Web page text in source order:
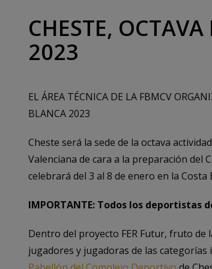
CHESTE,
2023
EL ÁREA TÉCNICA DE LA FBMCV
BLANCA 2023
Cheste será la sede de la octava
Valenciana de cara a la preparación del
celebrará del 3 al 8 de enero en la Costa
IMPORTANTE: Todos los deportistas
Dentro del proyecto FER Futur, fruto de
jugadores y jugadoras de las